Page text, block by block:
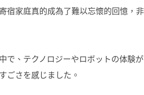
宿家庭真的成為了難以忘懷的回憶，非
で、テクノロジーやロボットの体験が
ごさを感じました。